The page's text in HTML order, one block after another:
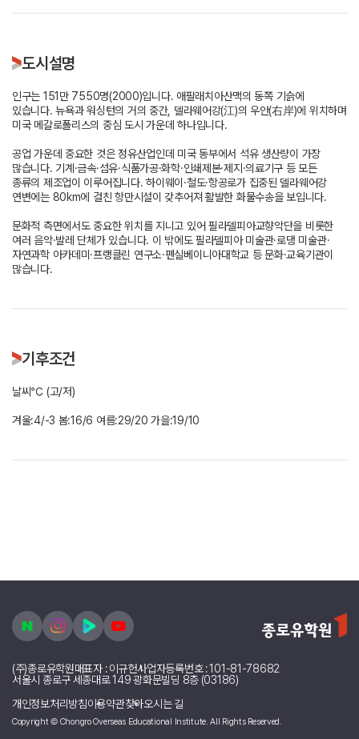
도시설명
인구는 151만 7550명(2000)입니다. 애팔래치아산맥의 동쪽 기슭에
있습니다. 뉴욕과 워싱턴의 거의 중간, 델라웨어강(江)의 우안(右岸)에 위치하며
미국 메갈로폴리스의 중심 도시 가운데 하나입니다.
공업 가운데 중요한 것은 정유산업인데 미국 동부에서 석유 생산량이 가장
많습니다. 기계·금속·섬유·식품가공·화학·인쇄제본·제지·의료기구 등 모든
종류의 제조업이 이루어집니다. 하이웨이·철도·항공로가 집중된 델라웨어강
연변에는 80km에 걸친 항만시설이 갖추어져 활발한 화물수송을 보입니다.
문화적 측면에서도 중요한 위치를 지니고 있어 필라델피아교향악단을 비롯한
여러 음악·발레 단체가 있습니다. 이 밖에도 필라델피아 미술관·로댕 미술관·
자연과학 아카데미·프랭클린 연구소·펜실베이니아대학교 등 문화·교육기관이
많습니다.
기후조건
날씨℃ (고/저)
겨울:4/-3 봄:16/6 여름:29/20 가을:19/10
(주)종로유학원대표자 : 이규헌사업자등록번호 : 101-81-78682
서울시 종로구 세종대로 149 광화문빌딩 8층 (03186)
개인정보처리방침이용약관찾아오시는 길
Copyright © Chongro Overseas Educational Institute. All Rights Reserved.